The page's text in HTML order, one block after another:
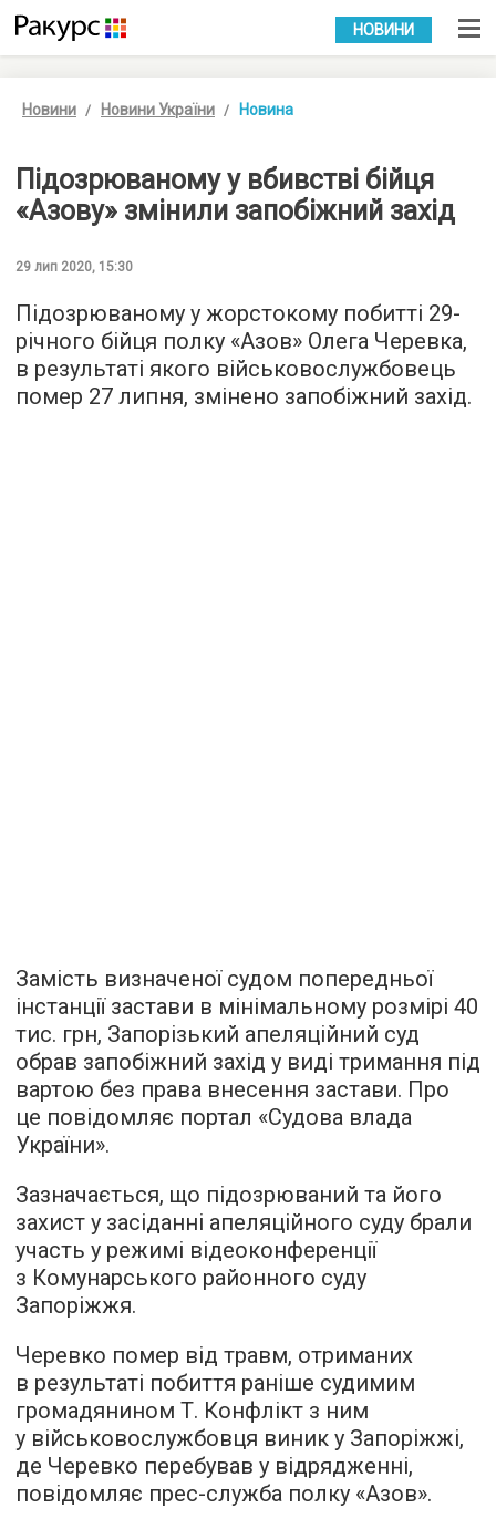
УКР РУС
НОВИНИ
Новини Новини України Новина
Підозрюваному у вбивстві бійця
«Азову» змінили запобіжний захід
29 лип 2020, 15:30
Підозрюваному у жорстокому побитті 29-
річного бійця полку «Азов» Олега Черевка,
в результаті якого військовослужбовець
помер 27 липня, змінено запобіжний захід.
Замість визначеної судом попередньої
інстанції застави в мінімальному розмірі 40
тис. грн, Запорізький апеляційний суд
обрав запобіжний захід у виді тримання під
вартою без права внесення застави. Про
це повідомляє портал «Судова влада
України».
Зазначається, що підозрюваний та його
захист у засіданні апеляційного суду брали
участь у режимі відеоконференції
з Комунарського районного суду
Запоріжжя.
Черевко помер від травм, отриманих
в результаті побиття раніше судимим
громадянином Т. Конфлікт з ним
у військовослужбовця виник у Запоріжжі,
де Черевко перебував у відрядженні,
повідомляє прес-служба полку «Азов».